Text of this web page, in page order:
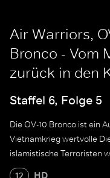
Air Warriors,
Bronco - Vom
zurück in den
Staffel 6, Folge 5
Die OV-10 Bronco ist ein
Vietnamkrieg wertvolle
islamistische Terroristen
12 HD